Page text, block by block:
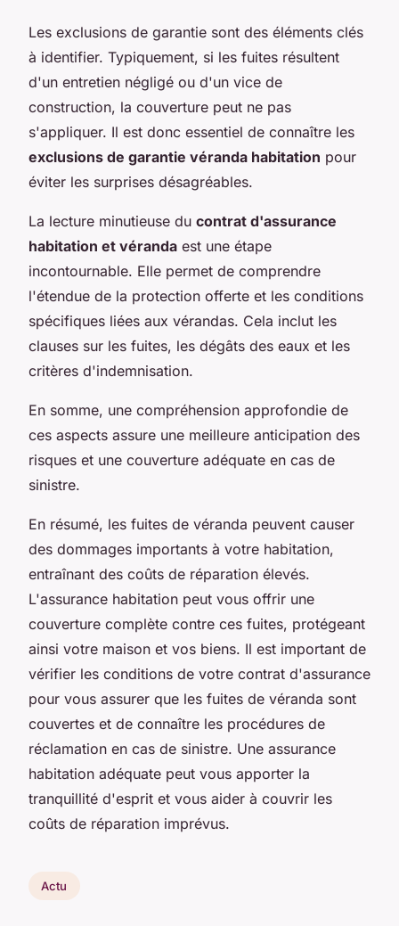
Les exclusions de garantie sont des éléments clés
à identifier. Typiquement, si les fuites résultent
d'un entretien négligé ou d'un vice de
construction, la couverture peut ne pas
s'appliquer. Il est donc essentiel de connaître les
exclusions de garantie véranda habitation pour
éviter les surprises désagréables.
La lecture minutieuse du contrat d'assurance
habitation et véranda est une étape
incontournable. Elle permet de comprendre
l'étendue de la protection offerte et les conditions
spécifiques liées aux vérandas. Cela inclut les
clauses sur les fuites, les dégâts des eaux et les
critères d'indemnisation.
En somme, une compréhension approfondie de
ces aspects assure une meilleure anticipation des
risques et une couverture adéquate en cas de
sinistre.
En résumé, les fuites de véranda peuvent causer
des dommages importants à votre habitation,
entraînant des coûts de réparation élevés.
L'assurance habitation peut vous offrir une
couverture complète contre ces fuites, protégeant
ainsi votre maison et vos biens. Il est important de
vérifier les conditions de votre contrat d'assurance
pour vous assurer que les fuites de véranda sont
couvertes et de connaître les procédures de
réclamation en cas de sinistre. Une assurance
habitation adéquate peut vous apporter la
tranquillité d'esprit et vous aider à couvrir les
coûts de réparation imprévus.
Actu